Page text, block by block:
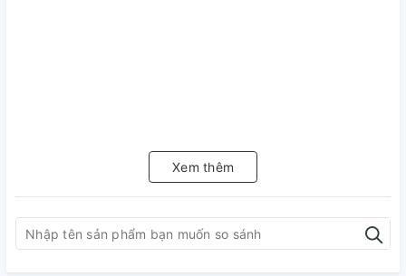
Xem thêm